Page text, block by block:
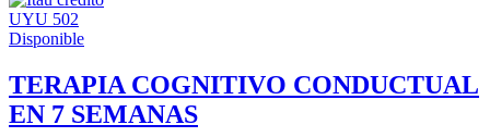
UYU 502
Disponible
TERAPIA COGNITIVO CONDUCTUAL
EN 7 SEMANAS